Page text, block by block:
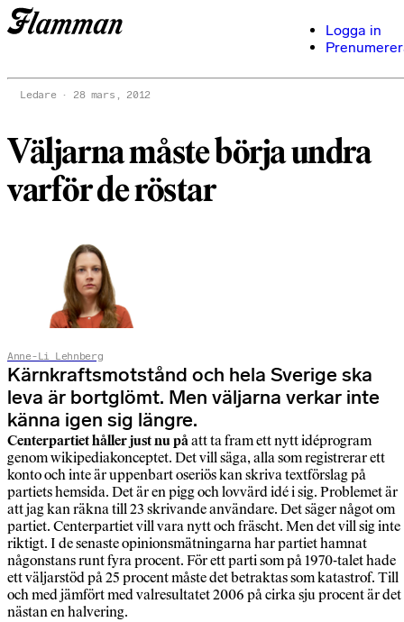
Logga in
Ledare 28 mars, 2012
Väljarna måste börja undra
varför de röstar
Anne-Li Lehnberg
Kärnkraftsmotstånd och hela Sverige ska
leva är bortglömt. Men väljarna verkar inte
känna igen sig längre.
Centerpartiet håller just nu påatt ta fram ett nytt idéprogram
genom wikipediakonceptet. Det vill säga, alla som registrerar ett
konto och inte är uppenbart oseriös kan skriva textförslag på
partiets hemsida. Det är en pigg och lovvärd idé i sig. Problemet är
att jag kan räkna till 23 skrivande användare. Det säger något om
partiet. Centerpartiet vill vara nytt och fräscht. Men det vill sig inte
riktigt. I de senaste opinionsmätningarna har partiet hamnat
någonstans runt fyra procent. För ett parti som på 1970-talet hade
ett väljarstöd på 25 procent måste det betraktas som katastrof. Till
och med jämfört med valresultatet 2006 på cirka sju procent är det
nästan en halvering.